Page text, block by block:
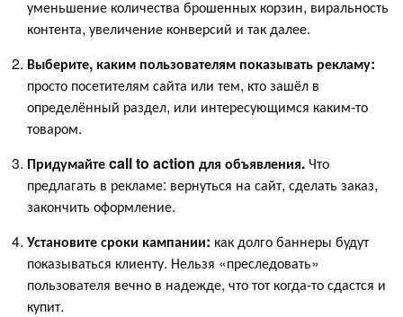
уменьшение количества брошенных корзин, виральность
контента, увеличение конверсий и так далее.
Выберите, каким пользователям показывать рекламу:
просто посетителям сайта или тем, кто зашёл в
определённый раздел, или интересующимся каким-то
товаром.
Придумайте call to action для объявления.Что
предлагать в рекламе: вернуться на сайт, сделать заказ,
закончить оформление.
Установите сроки кампании: как долго баннеры будут
показываться клиенту. Нельзя «преследовать»
пользователя вечно в надежде, что тот когда-то сдастся и
купит.